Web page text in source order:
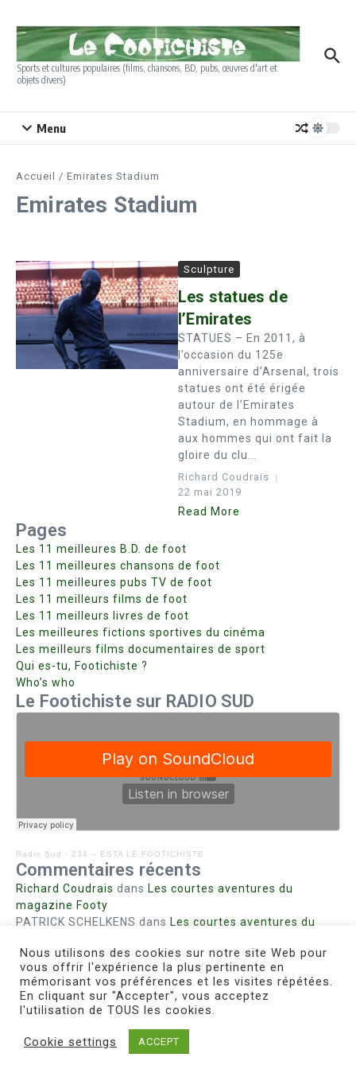
Sports et cultures populaires (films, chansons, BD, pubs, œuvres d'art et
objets divers)
Menu
Accueil / Emirates Stadium
Emirates Stadium
Sculpture
Les statues de
l’Emirates
STATUES – En 2011, à
l’occasion du 125e
anniversaire d’Arsenal, trois
statues ont été érigée
autour de l’Emirates
Stadium, en hommage à
aux hommes qui ont fait la
gloire du clu...
Richard Coudrais
22 mai 2019
Read More
Pages
Les 11 meilleures B.D. de foot
Les 11 meilleures chansons de foot
Les 11 meilleures pubs TV de foot
Les 11 meilleurs films de foot
Les 11 meilleurs livres de foot
Les meilleures fictions sportives du cinéma
Les meilleurs films documentaires de sport
Qui es-tu, Footichiste ?
Who’s who
Le Footichiste sur RADIO SUD
Radio Sud · 234 – ESTA LE FOOTICHISTE
Commentaires récents
Richard Coudrais dans Les courtes aventures du
magazine Footy
PATRICK SCHELKENS dans Les courtes aventures du
Bohn fabiennedans Intrigues sanglantes à Mulhouse
Steph. RUTA dansLust for Nice
MIRMANDdansPieds agiles et champignons
Copyright © 2026 Le Footichiste | Réalisé par
Nous utilisons des cookies sur notre site Web pour
vous offrir l'expérience la plus pertinente en
mémorisant vos préférences et les visites répétées.
En cliquant sur "Accepter", vous acceptez
l'utilisation de TOUS les cookies.
Cookie settings ACCEPT